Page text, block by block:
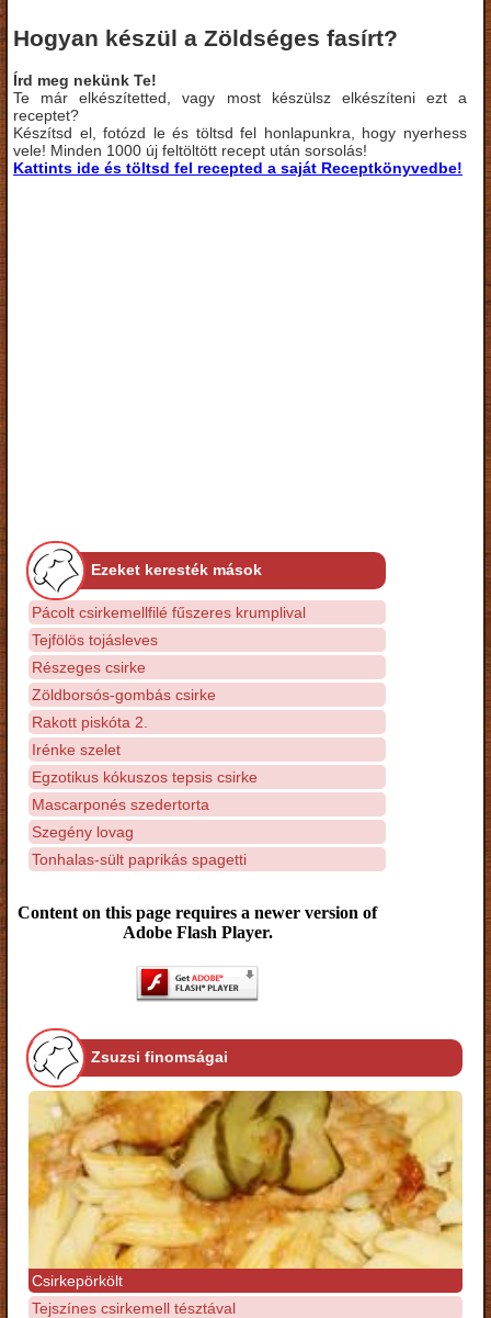
Hogyan készül a Zöldséges fasírt?
Írd meg nekünk Te!
Te már elkészítetted, vagy most készülsz elkészíteni ezt a
receptet?
Készítsd el, fotózd le és töltsd fel honlapunkra, hogy nyerhess
vele! Minden 1000 új feltöltött recept után sorsolás!
Kattints ide és töltsd fel recepted a saját Receptkönyvedbe!
Ezeket keresték mások
Pácolt csirkemellfilé fűszeres krumplival
Tejfölös tojásleves
Részeges csirke
Zöldborsós-gombás csirke
Rakott piskóta 2.
Irénke szelet
Egzotikus kókuszos tepsis csirke
Mascarponés szedertorta
Szegény lovag
Tonhalas-sült paprikás spagetti
Content on this page requires a newer version of
Adobe Flash Player.
Zsuzsi finomságai
Csirkepörkölt
Tejszínes csirkemell tésztával